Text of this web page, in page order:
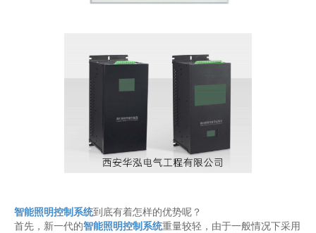
智能照明控制系统到底有着怎样的优势呢？
首先，新一代的智能照明控制系统重量较轻，由于一般情况下采用